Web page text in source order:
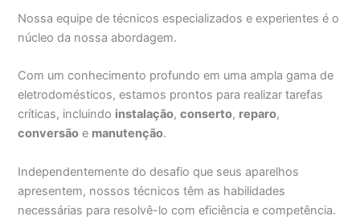
Nossa equipe de técnicos especializados e experientes é o
núcleo da nossa abordagem.
Com um conhecimento profundo em uma ampla gama de
eletrodomésticos, estamos prontos para realizar tarefas
críticas, incluindo instalação,conserto, reparo,
conversão e manutenção.
Independentemente do desafio que seus aparelhos
apresentem, nossos técnicos têm as habilidades
necessárias para resolvê-lo com eficiência e competência.